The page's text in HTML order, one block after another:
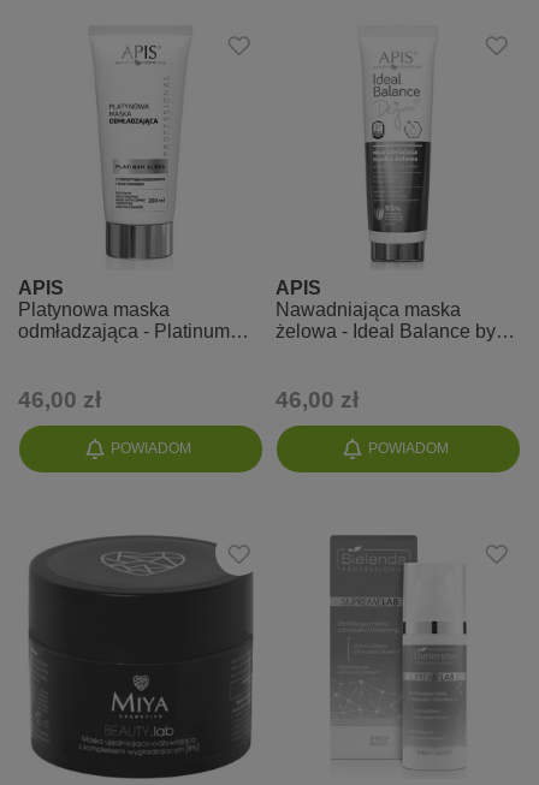
POWIADOM
APIS
Platynowa maska
odmładzająca - Platinum
46,00 zł
POWIADOM
APIS
Nawadniająca maska
żelowa - Ideal Balance by
46,00 zł